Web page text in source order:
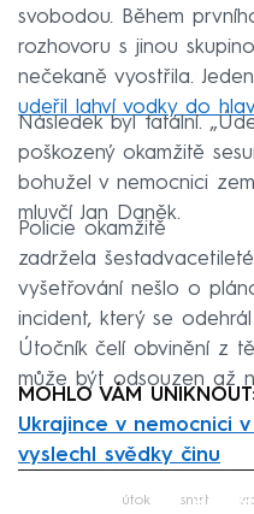
svobodou. Během
rozhovoru s jinou
nečekaně vyostřila.
udeřil lahví vodky do
Následek byl fatální.
poškozený okamžitě
bohužel v nemocnici
mluvčí Jan Daněk.
Policie okamžitě
zadržela
vyšetřování nešlo o
incident, který se
Útočník čelí obvinění z
může být odsouzen až
MOHLO VÁM UNIKNOUT:
Ukrajince v nemocnici
vyslechl svědky činu
útok smrt